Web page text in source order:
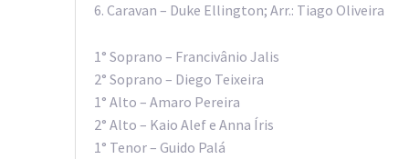
6. Caravan – Duke Ellington; Arr.: Tiago Oliveira
1° Soprano – Francivânio Jalis
2° Soprano – Diego Teixeira
1° Alto – Amaro Pereira
2° Alto – Kaio Alef e Anna Íris
1° Tenor – Guido Palá